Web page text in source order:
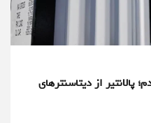
از دیتاسنترهای